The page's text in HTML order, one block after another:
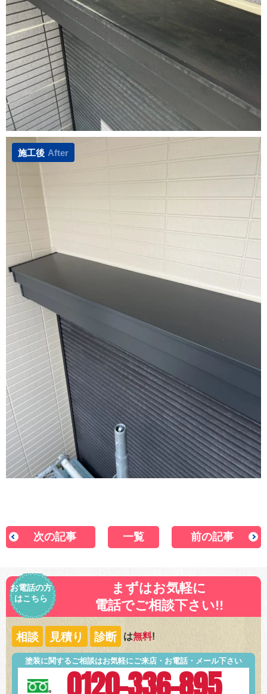
施工後 After
次の記事 一覧 前の記事
お電話の方
はこちら
まずはお気軽に
電話でご相談下さい!!
相談 見積り 診断 は無料!
塗装に関するご相談はお気軽にご来店・お電話・メール下さい